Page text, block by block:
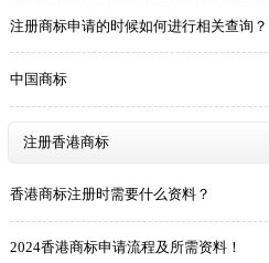
注册商标申请的时候如何进行相关查询？
中国商标
注册香港商标
香港商标注册时需要什么资料？
2024香港商标申请流程及所需资料！